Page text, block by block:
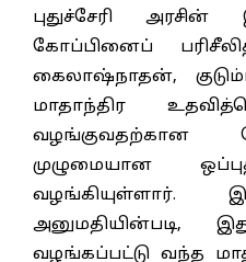
புதுச்சேரி
கோப்பினைப்
கைலாஷ்நாதன்,
மாதாந்திர
வழங்குவதற்கான
முழுமையான
வழங்கியுள்ளார்.
அனுமதியின்படி,
வழங்கப்பட்டு வந்த